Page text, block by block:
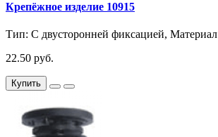
Крепёжное изделие 10915
Тип: С двусторонней фиксацией,
22.50 руб.
Купить